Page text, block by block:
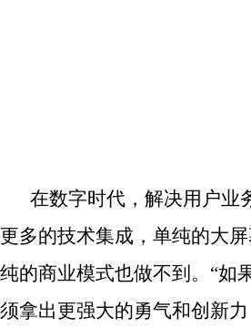
在数字时代，解决用户业
更多的技术集成，单纯的大
纯的商业模式也做不到。“如
须拿出更强大的勇气和创新